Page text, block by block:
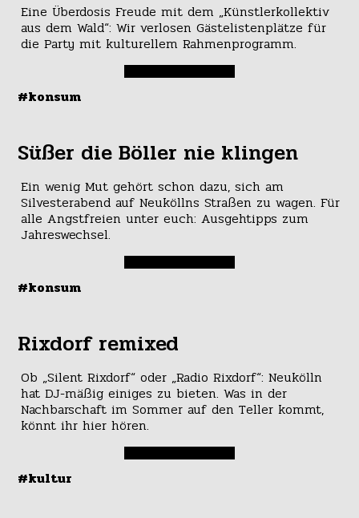
Eine Überdosis Freude mit dem „Künstlerkollektiv
aus dem Wald“: Wir verlosen Gästelistenplätze für
die Party mit kulturellem Rahmenprogramm.
#konsum
Süßer die Böller nie klingen
Ein wenig Mut gehört schon dazu, sich am
Silvesterabend auf Neuköllns Straßen zu wagen. Für
alle Angstfreien unter euch: Ausgehtipps zum
Jahreswechsel.
#konsum
Rixdorf remixed
Ob „Silent Rixdorf“ oder „Radio Rixdorf“: Neukölln
hat DJ-mäßig einiges zu bieten. Was in der
Nachbarschaft im Sommer auf den Teller kommt,
könnt ihr hier hören.
#kultur